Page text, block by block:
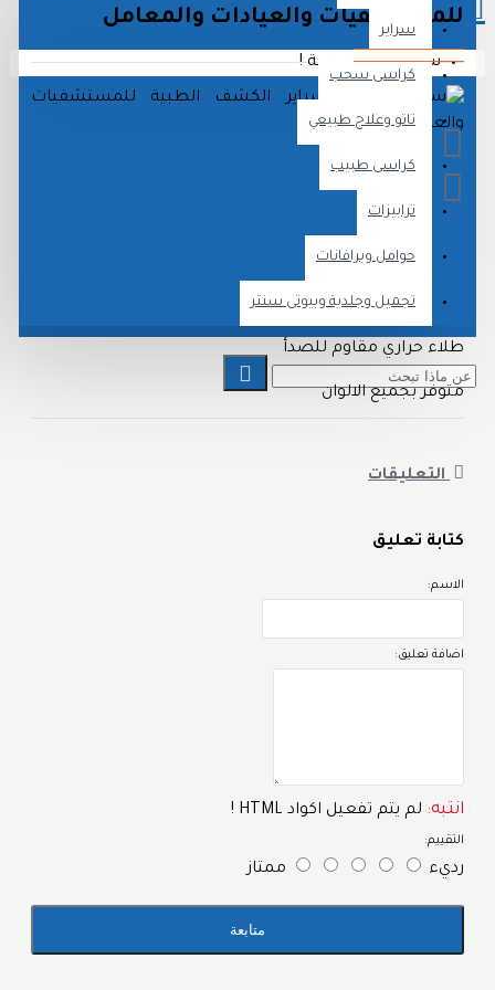
سراير
كراسى سحب
تاتو وعلاج طبيعي
كراسى طبيب
ترابيزات
حوامل وبرافانات
تجميل وجلدية وبيوتى سنتر
سلة الشراء فارغة !
والعيادات والمعامل
حراري مقاوم للصدأ
بجميع الالوان
التعليقات
تعليق
تعليق:
لم يتم تفعيل اكواد HTML !
ممتاز